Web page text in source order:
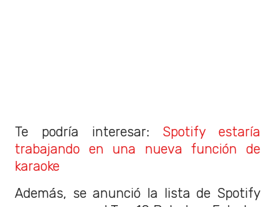
Te podría interesar: Spotify estaría
trabajando en una nueva función de
karaoke
Además, se anunció la lista de Spotify